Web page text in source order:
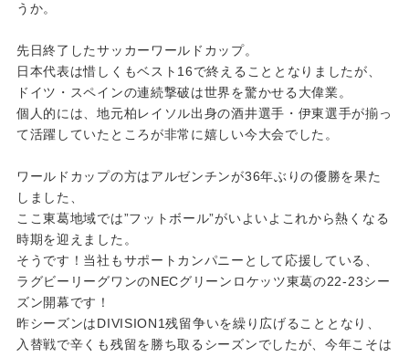
うか。
先日終了したサッカーワールドカップ。
日本代表は惜しくもベスト16で終えることとなりましたが、
ドイツ・スペインの連続撃破は世界を驚かせる大偉業。
個人的には、地元柏レイソル出身の酒井選手・伊東選手が揃っ
て活躍していたところが非常に嬉しい今大会でした。
ワールドカップの方はアルゼンチンが36年ぶりの優勝を果た
しました、
ここ東葛地域では”フットボール”がいよいよこれから熱くなる
時期を迎えました。
そうです！当社もサポートカンパニーとして応援している、
ラグビーリーグワンのNECグリーンロケッツ東葛の22-23シー
ズン開幕です！
昨シーズンはDIVISION1残留争いを繰り広げることとなり、
入替戦で辛くも残留を勝ち取るシーズンでしたが、今年こそは